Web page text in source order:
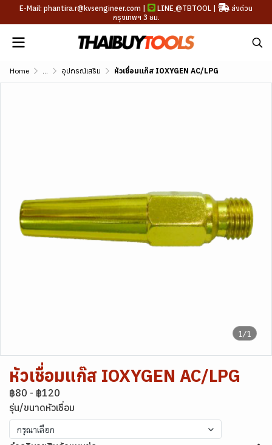
E-Mail: phantira.r@kvsengineer.com | LINE @TBTOOL |
ส่งด่วน
กรุงเทพฯ 3 ชม.
Home ... อุปกรณ์เสริม หัวเชื่อมแก๊ส IOXYGEN AC/LPG
1/1
หัวเชื่อมแก๊ส IOXYGEN AC/LPG
฿80 - ฿120
รุ่น/ขนาดหัวเชื่อม
กรุณาเลือก